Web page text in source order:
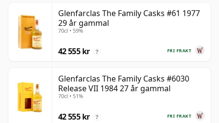
Glenfarclas The Family Casks #61 1977
29 år gammal
70cl • 59%
FRI FRAKT
42 555 kr ?
Glenfarclas The Family Casks #6030
Release VII 1984 27 år gammal
70cl • 51%
FRI FRAKT
42 555 kr ?